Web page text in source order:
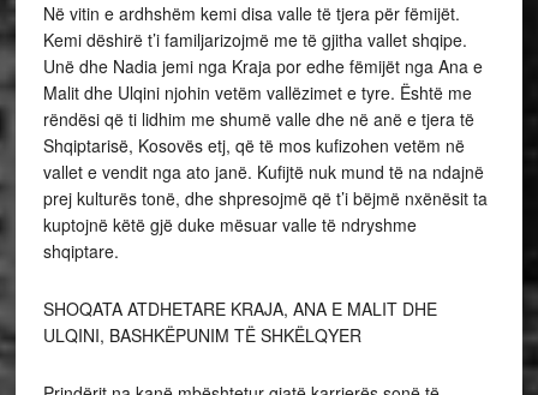
Në vitin e ardhshëm kemi disa valle të tjera për fëmijët.
Kemi dëshirë t’i familjarizojmë me të gjitha vallet shqipe.
Unë dhe Nadia jemi nga Kraja por edhe fëmijët nga Ana e
Malit dhe Ulqini njohin vetëm vallëzimet e tyre. Është me
rëndësi që ti lidhim me shumë valle dhe në anë e tjera të
Shqiptarisë, Kosovës etj, që të mos kufizohen vetëm në
vallet e vendit nga ato janë. Kufijtë nuk mund të na ndajnë
prej kulturës tonë, dhe shpresojmë që t’i bëjmë nxënësit ta
kuptojnë këtë gjë duke mësuar valle të ndryshme
shqiptare.
SHOQATA ATDHETARE KRAJA, ANA E MALIT DHE
ULQINI, BASHKËPUNIM TË SHKËLQYER